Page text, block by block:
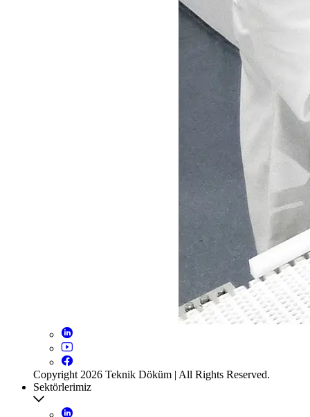
Copyright 2026 Teknik Döküm | All Rights Reserved.
Sektörlerimiz